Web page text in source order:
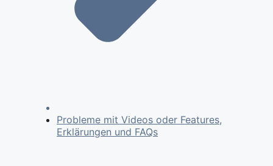
Probleme mit Videos oder Features,
Erklärungen und FAQs